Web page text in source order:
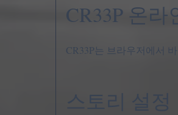
CR33P 온라
CR33P는 브라우저에서
스토리 설정